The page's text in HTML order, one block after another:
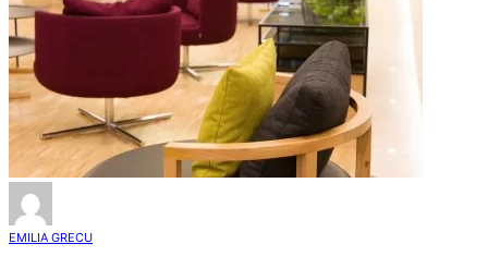
EMILIA GRECU